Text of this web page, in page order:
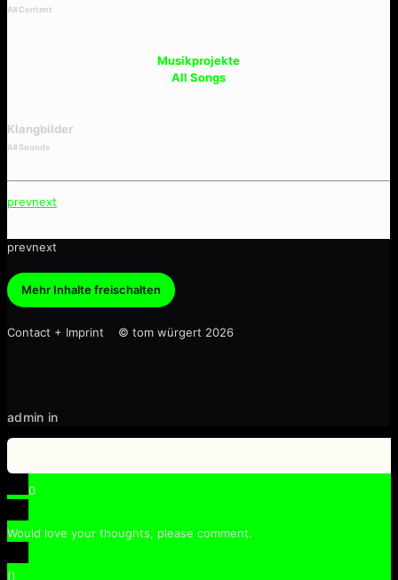
Senza Una Donna
All Content
Musikprojekte
All Songs
Klangbilder
All Sounds
prevnext
prevnext
Mehr Inhalte freischalten
Contact + Imprint © tom würgert 2026
admin in
0
Would love your thoughts, please comment.
()